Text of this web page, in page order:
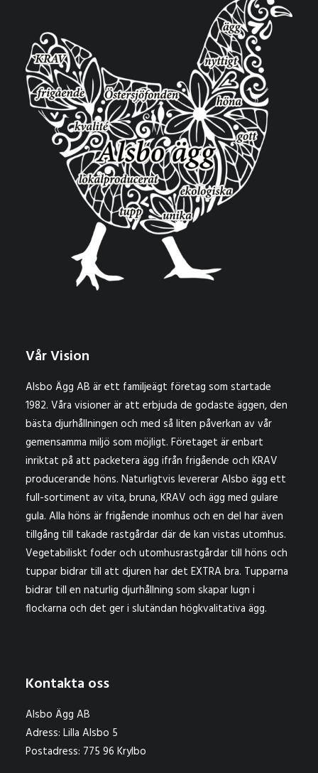
Vår Vision
Alsbo Ägg AB är ett familjeägt företag som startade
1982. Våra visioner är att erbjuda de godaste äggen, den
bästa djurhållningen och med så liten påverkan av vår
gemensamma miljö som möjligt. Företaget är enbart
inriktat på att packetera ägg ifrån frigående och KRAV
producerande höns. Naturligtvis levererar Alsbo ägg ett
full-sortiment av vita, bruna, KRAV och ägg med gulare
gula. Alla höns är frigående inomhus och en del har även
tillgång till takade rastgårdar där de kan vistas utomhus.
Vegetabiliskt foder och utomhusrastgårdar till höns och
tuppar bidrar till att djuren har det EXTRA bra. Tupparna
bidrar till en naturlig djurhållning som skapar lugn i
flockarna och det ger i slutändan högkvalitativa ägg.
Kontakta oss
Alsbo Ägg AB
Adress: Lilla Alsbo 5
Postadress: 775 96 Krylbo